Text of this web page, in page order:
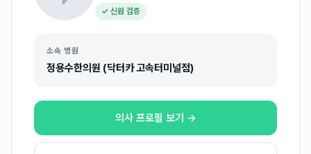
✓ 신원 검증
소속 병원
정용수한의원 (닥터카 고속터미널점)
의사 프로필 보기 →